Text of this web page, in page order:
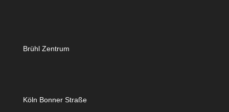
Brühl Zentrum
Köln Bonner Straße